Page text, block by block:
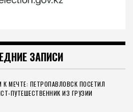
ЗАПИСИ
МЕЧТЕ: ПЕТРОПАВЛОВСК ПОСЕТИЛ
ПУТЕШЕСТВЕННИК ИЗ ГРУЗИИ